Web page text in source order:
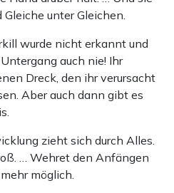
unter Gleichen.
wurde nicht erkannt und
auch nie! Ihr
Dreck, den ihr verursacht
Aber auch dann gibt es
zieht sich durch Alles.
… Wehret den Anfängen
möglich.